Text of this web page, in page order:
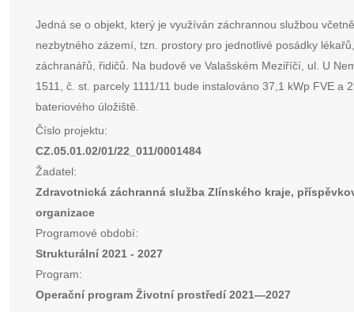
Jedná se o objekt, který je využíván záchrannou službou
nezbytného zázemí, tzn. prostory pro jednotlivé posádky lékařů,
záchranářů, řidičů. Na budově ve Valašském Meziříčí, ul. U
1511, č. st. parcely 1111/11 bude instalováno 37,1 kWp FVE a
bateriového úložiště.
Číslo projektu:
CZ.05.01.02/01/22_011/0001484
Žadatel:
Zdravotnická záchranná služba Zlínského kraje,
organizace
Programové období:
Strukturální 2021 - 2027
Program:
Operační program Životní prostředí 2021—2027